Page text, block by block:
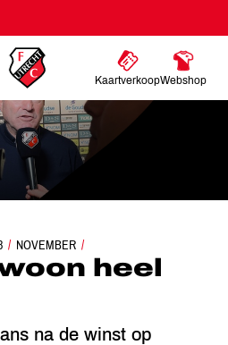
KaartverkoopWebshop
NOVEMBER
JANS: ‘GEWOON HEEL ERG BLIJ’
heel
na de winst op